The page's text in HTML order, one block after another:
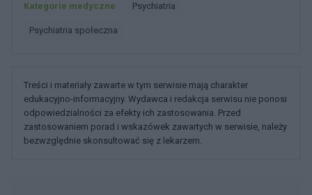
Kategorie medyczne Psychiatria
Psychiatria społeczna
Treści i materiały zawarte w tym serwisie mają charakter
edukacyjno-informacyjny. Wydawca i redakcja serwisu nie ponosi
odpowiedzialności za efekty ich zastosowania. Przed
zastosowaniem porad i wskazówek zawartych w serwisie, należy
bezwzględnie skonsultować się z lekarzem.